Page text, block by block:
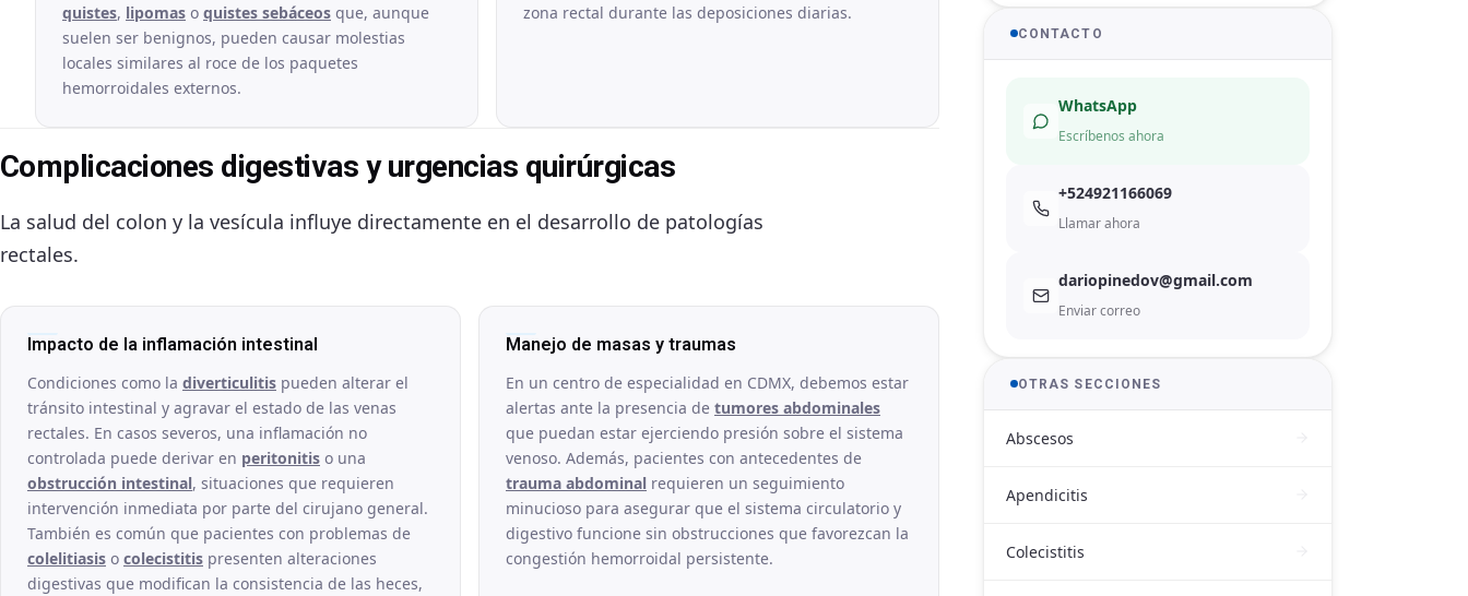
quistes, lipomas o quistes sebáceos que, aunque
suelen ser benignos, pueden causar molestias
locales similares al roce de los paquetes
hemorroidales externos.
zona rectal durante las deposiciones diarias.
Complicaciones digestivas y urgencias quirúrgicas
La salud del colon y la vesícula influye directamente en el desarrollo de patologías
rectales.
Impacto de la inflamación intestinal
Condiciones como la diverticulitis pueden alterar el
tránsito intestinal y agravar el estado de las venas
rectales. En casos severos, una inflamación no
controlada puede derivar en peritonitis o una
obstrucción intestinal, situaciones que requieren
intervención inmediata por parte del cirujano general.
También es común que pacientes con problemas de
colelitiasis o colecistitis presenten alteraciones
digestivas que modifican la consistencia de las heces,
Manejo de masas y traumas
En un centro de especialidad en CDMX, debemos estar
alertas ante la presencia de tumores abdominales
que puedan estar ejerciendo presión sobre el sistema
venoso. Además, pacientes con antecedentes de
trauma abdominal requieren un seguimiento
minucioso para asegurar que el sistema circulatorio y
digestivo funcione sin obstrucciones que favorezcan la
congestión hemorroidal persistente.
CONTACTO
WhatsApp
Escríbenos ahora
+524921166069
Llamar ahora
dariopinedov@gmail.com
Enviar correo
OTRAS SECCIONES
Abscesos
Apendicitis
Colecistitis